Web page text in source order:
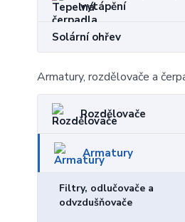
vytápění
Solární ohřev
Armatury, rozdělovače a
Rozdělovače
Armatury
Filtry, odlučovače a
odvzdušňovače